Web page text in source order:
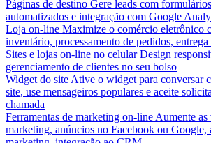
Páginas de destino Gere leads com
automatizados e integração com Google
Loja on-line Maximize o comércio eletrônico
inventário, processamento de pedidos,
Sites e lojas on-line no celular Design
gerenciamento de clientes no seu bolso
Widget do site Ative o widget para conversar
site, use mensageiros populares e aceite
chamada
Ferramentas de marketing on-line Aumente as
marketing, anúncios no Facebook ou Google,